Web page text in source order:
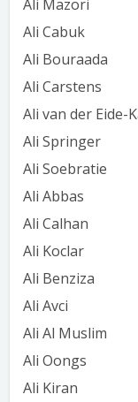
Ali Mazori
Ali Cabuk
Ali Bouraada
Ali Carstens
Ali van der Eide-
Ali Springer
Ali Soebratie
Ali Abbas
Ali Calhan
Ali Koclar
Ali Benziza
Ali Avci
Ali Al Muslim
Ali Oongs
Ali Kiran